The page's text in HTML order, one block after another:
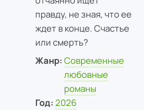
правду, не зная, что ее
ждет в конце. Счастье
или смерть?
Жанр: Современные
любовные
романы
Год: 2026